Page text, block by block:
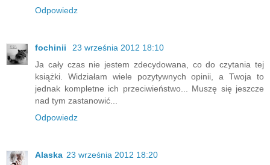
Odpowiedz
fochinii
23 września 2012 18:10
Ja cały czas nie jestem zdecydowana, co do czytania tej
książki. Widziałam wiele pozytywnych opinii, a Twoja to
jednak kompletne ich przeciwieństwo... Muszę się jeszcze
nad tym zastanowić...
Odpowiedz
Alaska 23 września 2012 18:20